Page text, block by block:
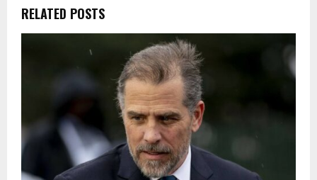
RELATED POSTS